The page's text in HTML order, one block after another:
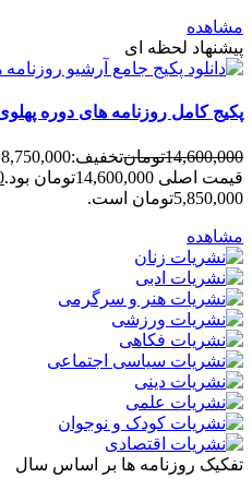
مشاهده
پیشنهاد لحظه ای
پکیج کامل روزنامه های دوره
14,600,000تومانتخفیف:8,750,000 تومان
قیمت اصلی 14,600,000تومان بود.
5,850,000تومان است.
مشاهده
تفکیک روزنامه ها بر اساس سال